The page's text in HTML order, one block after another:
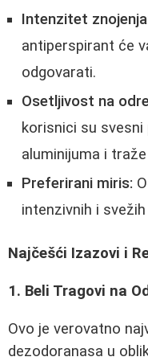
Intenzitet
antiperspirant će
odgovarati.
Osetljivost na
korisnici su
aluminijuma i
Preferirani miris:
intenzivnih i
Najčešći Izazovi i
1. Beli Tragovi na
Ovo je verovatno
dezodoranasa u